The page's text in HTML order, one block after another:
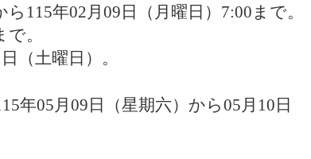
ら 115年02月 09 日 （ 月曜日 ）7:00 まで。
で。
日 （土曜日 ） 。
年05月 09 日 （星期六） から05月 10 日